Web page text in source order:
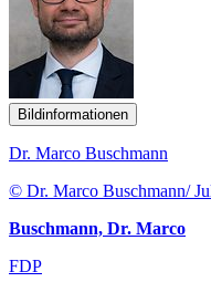
Bildinformationen
Dr. Marco Buschmann
© Dr. Marco Buschmann/
Buschmann, Dr. Marco
FDP